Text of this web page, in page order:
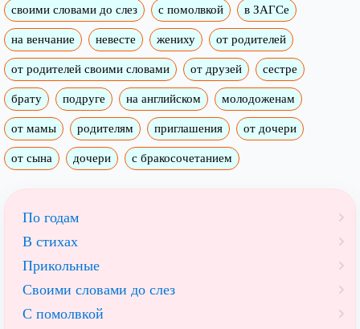
своими словами до слез с помолвкой в ЗАГСе
на венчание невесте жениху от родителей
от родителей своими словами от друзей сестре
брату подруге на английском молодоженам
от мамы родителям приглашения от дочери
от сына дочери с бракосочетанием
По годам
В стихах
Прикольные
Своими словами до слез
С помолвкой